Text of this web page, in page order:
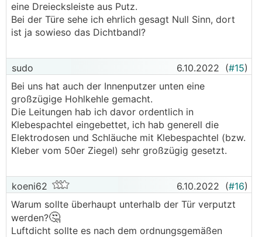
eine Dreiecksleiste aus Putz.
Bei der Türe sehe ich ehrlich gesagt Null Sinn, dort
ist ja sowieso das Dichtbandl?
sudo 6.10.2022 (#15)
Bei uns hat auch der Innenputzer unten eine
großzügige Hohlkehle gemacht.
Die Leitungen hab ich davor ordentlich in
Klebespachtel eingebettet, ich hab generell die
Elektrodosen und Schläuche mit Klebespachtel (bzw.
Kleber vom 50er Ziegel) sehr großzügig gesetzt.
koeni62 6.10.2022 (#16)
Warum sollte überhaupt unterhalb der Tür verputzt
werden?🤔
Luftdicht sollte es nach dem ordnungsgemäßen